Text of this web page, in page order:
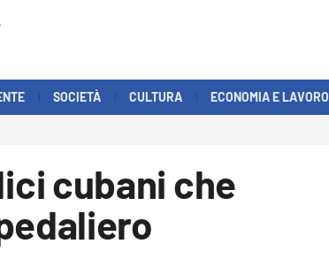
SOCIETÀ CULTURA ECONOMIA E LAVORO
cubani che